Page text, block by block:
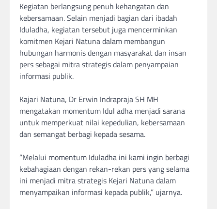
‎Kegiatan berlangsung penuh kehangatan dan
kebersamaan. Selain menjadi bagian dari ibadah
Iduladha, kegiatan tersebut juga mencerminkan
komitmen Kejari Natuna dalam membangun
hubungan harmonis dengan masyarakat dan insan
pers sebagai mitra strategis dalam penyampaian
informasi publik.
‎Kajari Natuna, Dr Erwin Indrapraja SH MH
mengatakan momentum Idul adha menjadi sarana
untuk memperkuat nilai kepedulian, kebersamaan
dan semangat berbagi kepada sesama.
‎“Melalui momentum Iduladha ini kami ingin berbagi
kebahagiaan dengan rekan-rekan pers yang selama
ini menjadi mitra strategis Kejari Natuna dalam
menyampaikan informasi kepada publik,” ujarnya.